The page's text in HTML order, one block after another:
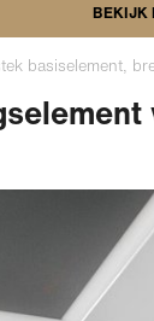
BEKIJK
basiselement,